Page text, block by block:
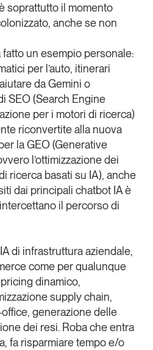
soprattutto il momento
anche se non
un esempio personale:
per l’auto, itinerari
daGemini o
SEO (Search Engine
per i motori di ricerca)
riconvertite alla nuova
la GEO (Generative
l’ottimizzazione dei
ricerca basati su IA), anche
dai principali chatbot IA è
il percorso di
di infrastruttura aziendale,
come per qualunque
dinamico,
supply chain,
generazione delle
dei resi. Roba che entra
fa risparmiare tempo e/o